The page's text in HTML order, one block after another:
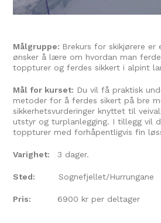
Målgruppe: Brekurs for skikjørere
ønsker å lære om hvordan man
toppturer og ferdes sikkert i alpint
Mål for kurset: Du vil få praktisk
metoder for å ferdes sikert på bre
sikkerhetsvurderinger knyttet til
utstyr og turplanlegging. I tillegg vil
toppturer med forhåpentligvis fin
Varighet: 3 dager.
Sted: Sognefjellet/Hurrungane
Pris: 6900 kr per deltager